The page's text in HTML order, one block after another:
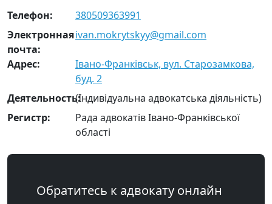
Телефон:
380509363991
Электронная
почта:
ivan.mokrytskyy@gmail.com
Адрес:
Івано-Франківськ, вул. Старозамкова,
буд. 2
Деятельность:(Індивідуальна адвокатська діяльність)
Регистр:
Рада адвокатів Івано-Франківської
області
Обратитесь к адвокату онлайн